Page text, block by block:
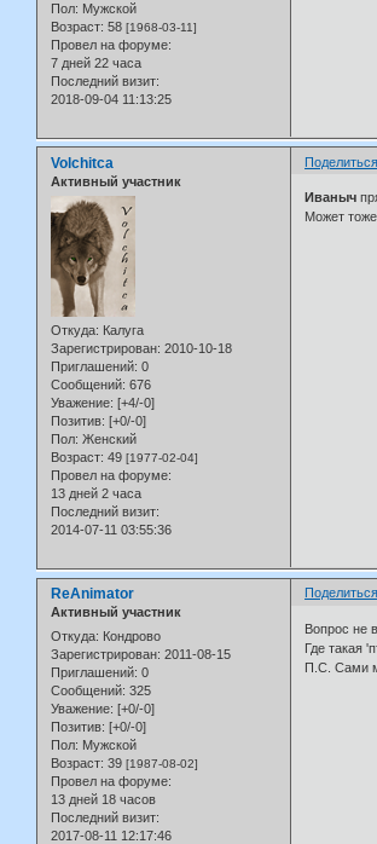
Пол: Мужской
Возраст: 58 [1968-03-11]
Провел на форуме:
7 дней 22 часа
Последний визит:
2018-09-04 11:13:25
Volchitca
Активный участник
Откуда: Калуга
Зарегистрирован: 2010-10-18
Приглашений: 0
Сообщений: 676
Уважение: [+4/-0]
Позитив: [+0/-0]
Пол: Женский
Возраст: 49 [1977-02-04]
Провел на форуме:
13 дней 2 часа
Последний визит:
2014-07-11 03:55:36
Иваныч
Может
ReAnimator
Активный участник
Откуда: Кондрово
Зарегистрирован: 2011-08-15
Приглашений: 0
Сообщений: 325
Уважение: [+0/-0]
Позитив: [+0/-0]
Пол: Мужской
Возраст: 39 [1987-08-02]
Провел на форуме:
13 дней 18 часов
Последний визит:
2017-08-11 12:17:46
Вопрос не
Где такая
П.С. Сами